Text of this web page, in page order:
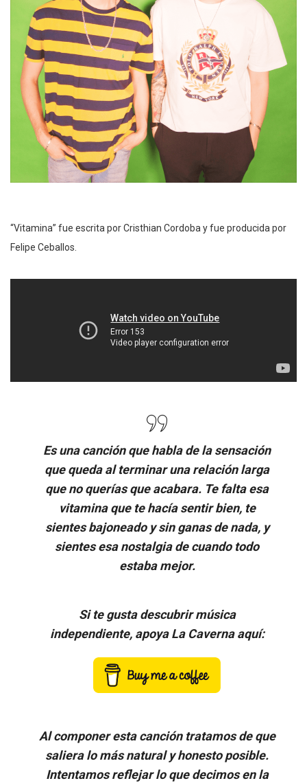
“Vitamina” fue escrita por Cristhian Cordoba y fue producida por
Felipe Ceballos.
Es una canción que habla de la sensación
que queda al terminar una relación larga
que no querías que acabara. Te falta esa
vitamina que te hacía sentir bien, te
sientes bajoneado y sin ganas de nada, y
sientes esa nostalgia de cuando todo
estaba mejor.
Si te gusta descubrir música
independiente, apoya La Caverna aquí:
Al componer esta canción tratamos de que
saliera lo más natural y honesto posible.
Intentamos reflejar lo que decimos en la